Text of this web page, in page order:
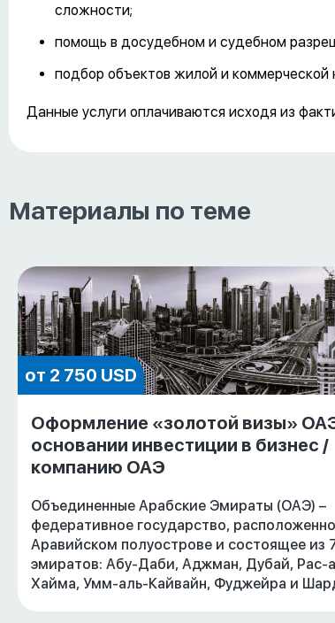
сложности;
помощь в досудебном и судебном
подбор объектов жилой и
Данные услуги оплачиваются исходя из
Материалы по теме
от 2 750 USD
Оформление «золотой визы»
основании инвестиции в бизнес /
компанию ОАЭ
Объединенные Арабские Эмираты (ОАЭ) –
федеративное государство,
Аравийском полуострове и состоящее из
эмиратов: Абу-Даби, Аджман, Дубай, Рас-
Хайма, Умм-аль-Кайвайн, Фуджейра и